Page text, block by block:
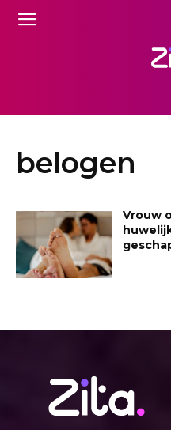
belogen
Vrouw